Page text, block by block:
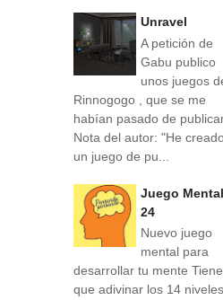
Unravel
A petición de
Gabu publico
unos juegos
Rinnogogo , que se me
habían pasado de
Nota del autor: "He
un juego de pu...
Juego Mental
24
Nuevo juego
mental para
desarrollar tu mente
que adivinar los 14